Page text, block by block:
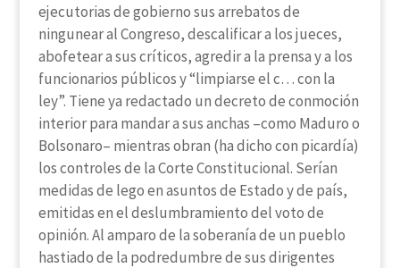
ejecutorias de gobierno sus arrebatos de
ningunear al Congreso, descalificar a los jueces,
abofetear a sus críticos, agredir a la prensa y a los
funcionarios públicos y “limpiarse el c… con la
ley”. Tiene ya redactado un decreto de conmoción
interior para mandar a sus anchas –como Maduro o
Bolsonaro– mientras obran (ha dicho con picardía)
los controles de la Corte Constitucional. Serían
medidas de lego en asuntos de Estado y de país,
emitidas en el deslumbramiento del voto de
opinión. Al amparo de la soberanía de un pueblo
hastiado de la podredumbre de sus dirigentes